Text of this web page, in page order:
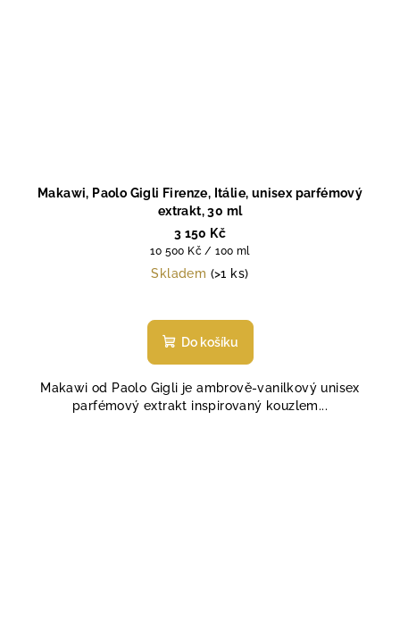
Makawi, Paolo Gigli Firenze, Itálie, unisex parfémový
extrakt, 30 ml
3 150 Kč
Měrná
cena:
10 500 Kč / 100 ml
Skladem (>1 ks)
hodnocení
produktu
z
5
Do košíku
Makawi od Paolo Gigli je ambrově-vanilkový unisex
parfémový extrakt inspirovaný kouzlem...